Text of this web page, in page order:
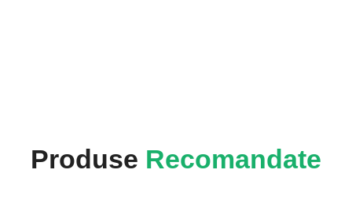
Produse Recomandate